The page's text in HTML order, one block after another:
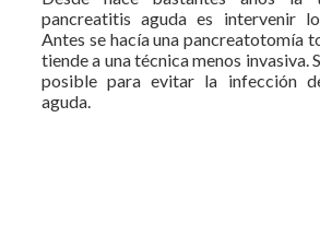
pancreatitis aguda es intervenir
Antes se hacía una pancreatotomía
tiende a una técnica menos invasiva.
posible para evitar la infección
aguda.